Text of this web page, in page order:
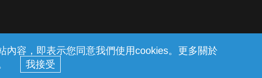
容，即表示您同意我們使用cookies。更多關於
© 2026